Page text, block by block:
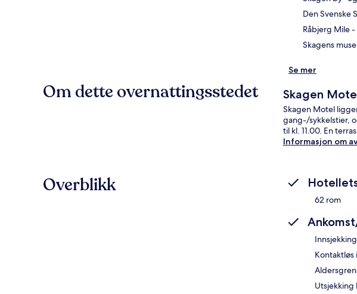
Den Svenske
Råbjerg Mile-
Skagens
Se mer
Om dette overnattingsstedet Skagen
Skagen Motel
gang-/sykkelstier,
til kl. 11.00. En
Informasjon om
Overblikk
62 rom
Utsjekking